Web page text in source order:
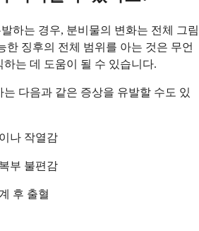
하는 경우, 분비물의 변화는 전체 그림
한 징후의 전체 범위를 아는 것은 무언
는 데 도움이 될 수 있습니다.
다음과 같은 증상을 유발할 수도 있
나 작열감
부 불편감
후 출혈